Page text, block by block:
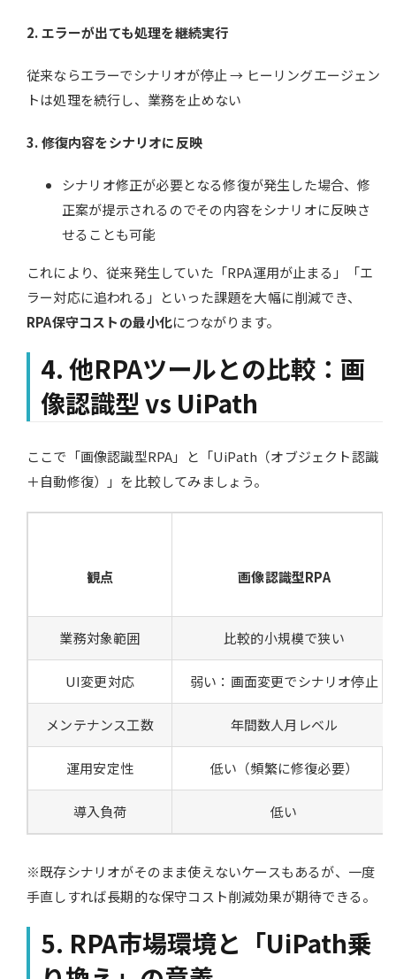
2. エラーが出ても処理を継続実行
従来ならエラーでシナリオが停止 → ヒーリングエージェン
トは処理を続行し、業務を止めない
3. 修復内容をシナリオに反映
シナリオ修正が必要となる修復が発生した場合、修
正案が提示されるのでその内容をシナリオに反映さ
せることも可能
これにより、従来発生していた「RPA運用が止まる」「エ
ラー対応に追われる」といった課題を大幅に削減でき、
RPA保守コストの最小化につながります。
4. 他RPAツールとの比較：画
像認識型 vs UiPath
ここで「画像認識型RPA」と「UiPath（オブジェクト認識
＋自動修復）」を比較してみましょう。
観点 画像認識型RPA
業務対象範囲 比較的小規模で狭い
UI変更対応 弱い：画面変更でシナリオ停止
メンテナンス工数 年間数人月レベル
運用安定性 低い（頻繁に修復必要）
導入負荷 低い
※既存シナリオがそのまま使えないケースもあるが、一度
手直しすれば長期的な保守コスト削減効果が期待できる。
5. RPA市場環境と「UiPath乗